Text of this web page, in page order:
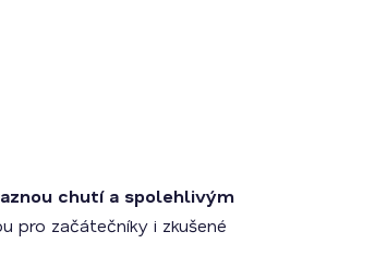
chutí a spolehlivým
pro začátečníky i zkušené